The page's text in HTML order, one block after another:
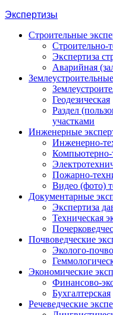
Экспертизы
Строительные
Строительно-
Экспертиза
Аварийная
Геодезическая
Раздел
участками
Инженерные
Инженерно-
Компьютерно-
Пожарно-
Видео (фото)
Документарные
Экспертиза
Техническая
Почвоведческие
Эколого-
Экономические
Финансово-
Бухгалтерская
Речеведческие